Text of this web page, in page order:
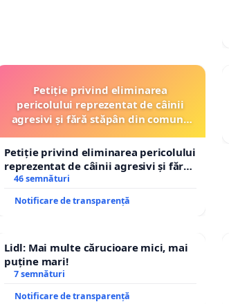
Petiție privind eliminarea
pericolului reprezentat de câinii
agresivi și fără stăpân din comuna
Petiție privind eliminarea pericolului
reprezentat de câinii agresivi și fără
stăpân din comuna Tunari
46 semnături
Notificare de transparență
Lidl: Mai multe cărucioare mici, mai
puține mari!
7 semnături
Notificare de transparență